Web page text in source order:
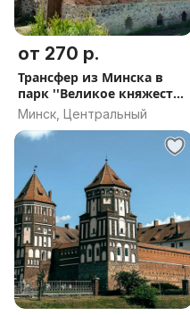
от 270 р.
Трансфер из Минска в
парк ''Великое княжество
Сула'' и обратно
Минск, Центральный